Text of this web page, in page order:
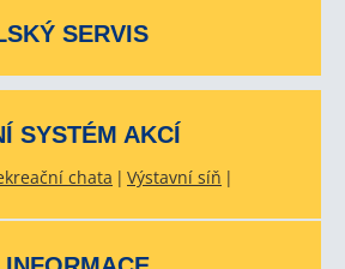
SERVIS
SYSTÉM AKCÍ
chata Výstavní síň